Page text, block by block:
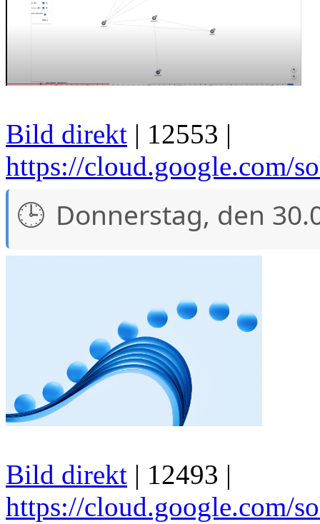
Bild direkt | 12553 |
https://cloud.google.com/
Donnerstag, den
Bild direkt | 12493 |
https://cloud.google.com/